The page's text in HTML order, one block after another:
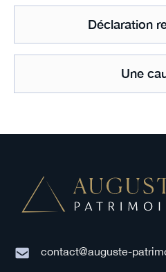
Déclaration
Une
contact@auguste-